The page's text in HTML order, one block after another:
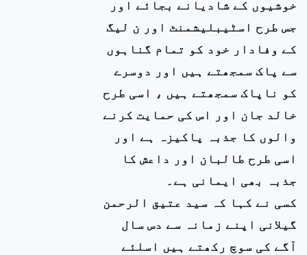
خوشیوں کے شادیانے بجائے اور
جس طرح اسٹیبلیشمنٹ اور ن لیگ
کے وفادار خود کو تمام گناہوں
سے پاک سمجھتے ہیں اور دوسرے
کو ناپاک سمجھتے ہیں ، اسی طرح
خالد جان اور اس کی حمایت کرنے
والوں کا جذبہ پاکیزہ ہے اور
اسی طرح طالبان اور داعش کا
جذبہ بھی ایمانی ہے۔
کسی نے کہا کہ سید عتیق الرحمن
گیلانی اپنے زمانہ سے دس سال
آگے کی سوچ رکھتے ہیں اسلئے